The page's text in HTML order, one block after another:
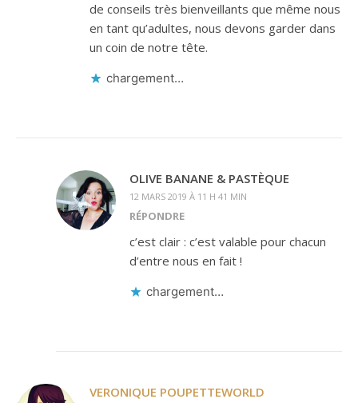
de conseils très bienveillants que même nous
en tant qu’adultes, nous devons garder dans
un coin de notre tête.
chargement…
OLIVE BANANE & PASTÈQUE
12 MARS 2019 À 11 H 41 MIN
RÉPONDRE
c’est clair : c’est valable pour chacun
d’entre nous en fait !
chargement…
VERONIQUE POUPETTEWORLD